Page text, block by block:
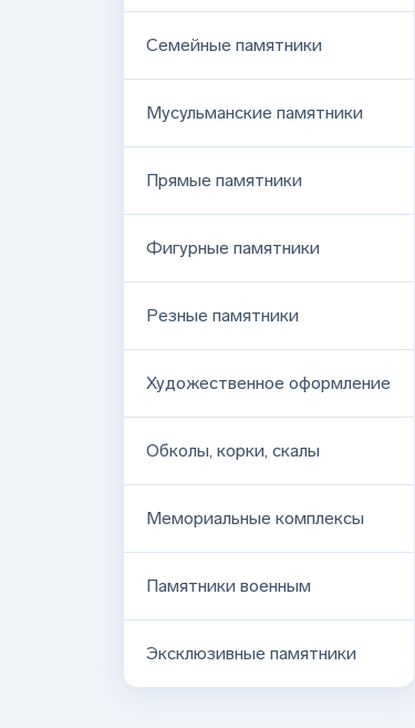
Семейные памятники
Мусульманские памятники
Прямые памятники
Фигурные памятники
Резные памятники
Художественное оформление
Обколы, корки, скалы
Мемориальные комплексы
Памятники военным
Эксклюзивные памятники